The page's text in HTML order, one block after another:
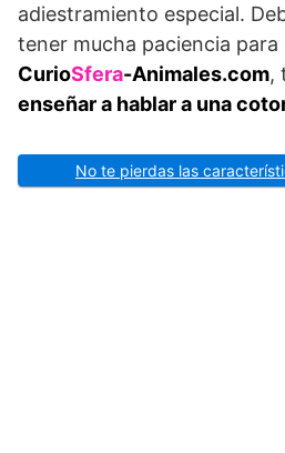
adiestramiento especial.
tener mucha paciencia para
CurioSfera-Animales.com,
enseñar a hablar a una
No te pierdas las